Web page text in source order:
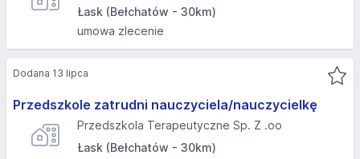
Łask (Bełchatów - 30km)
umowa zlecenie
Przedszkole zatrudni nauczyciela/nauczycielkę
Przedszkola Terapeutyczne Sp. Z .oo
Łask (Bełchatów - 30km)
Dodana 13 lipca